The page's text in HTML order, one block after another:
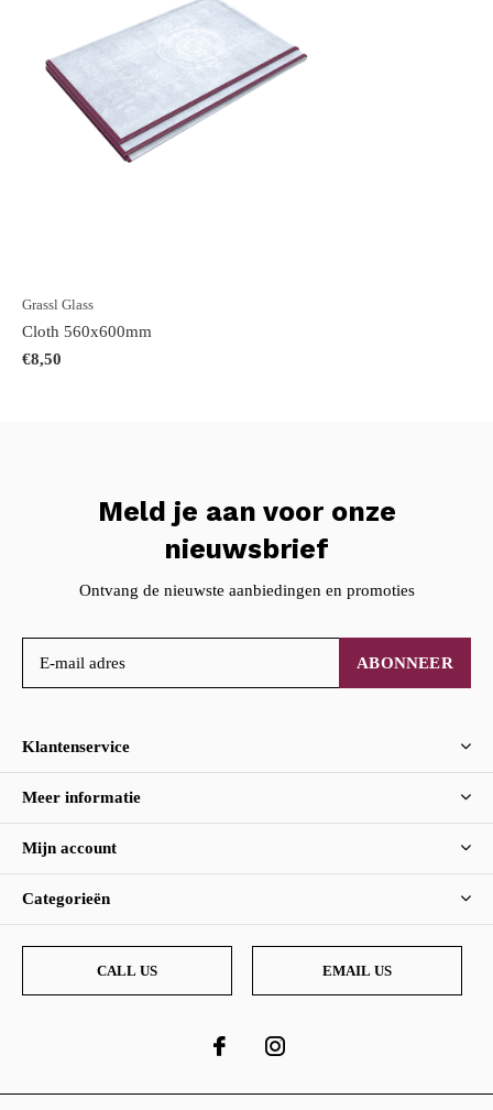
Grassl Glass
Cloth 560x600mm
€8,50
Meld je aan voor onze
nieuwsbrief
Ontvang de nieuwste aanbiedingen en promoties
ABONNEER
Klantenservice
Meer informatie
Mijn account
Categorieën
CALL US EMAIL US